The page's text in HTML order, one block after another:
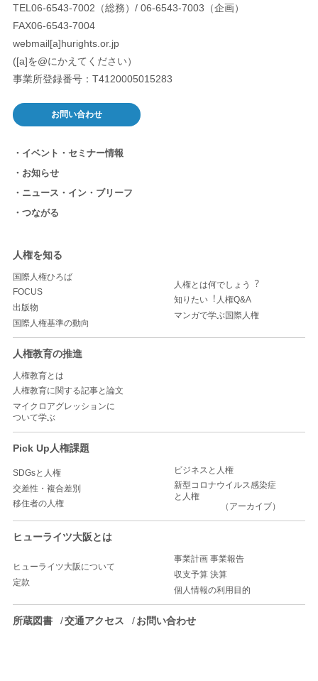
TEL06-6543-7002（総務）/ 06-6543-7003（企画）
FAX06-6543-7004
webmail[a]hurights.or.jp
([a]を@にかえてください）
事業所登録番号：T4120005015283
お問い合わせ
イベント・セミナー情報
お知らせ
ニュース・イン・ブリーフ
つながる
人権を知る
国際人権ひろば
FOCUS
出版物
国際人権基準の動向
人権とは何でしょう︖
知りたい︕人権Q&A
マンガで学ぶ国際人権
人権教育の推進
人権教育とは
人権教育に関する記事と論文
マイクロアグレッションに
ついて学ぶ
Pick Up人権課題
SDGsと人権
交差性・複合差別
移住者の人権
ビジネスと人権
新型コロナウイルス感染症
と人権
（アーカイブ）
ヒューライツ大阪とは
ヒューライツ大阪について
定款
事業計画 事業報告
収支予算 決算
個人情報の利用目的
所蔵図書 交通アクセス お問い合わせ